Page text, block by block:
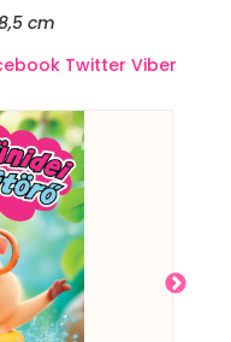
cm
Twitter Viber